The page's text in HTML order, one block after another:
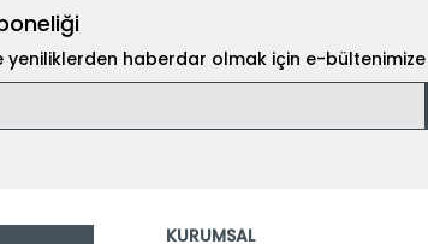
yeniliklerden haberdar olmak için e-
KURUMSAL